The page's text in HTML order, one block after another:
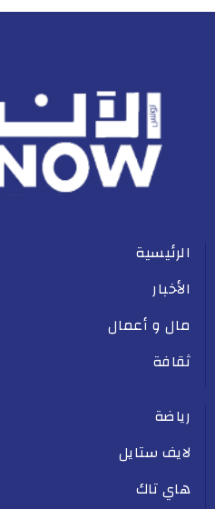
الرئيسية
الأخبار
مال و أعمال
ثقافة
رياضة
لايف ستايل
هاي تاك